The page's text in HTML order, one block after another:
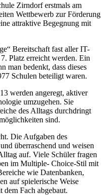
Zirndorf erstmals am
Wettbewerb zur Förderung
attraktive Begegnung mit
Bereitschaft fast aller IT-
Platz erreicht werden. Ein
man bedenkt, dass dieses
Schulen beteiligt waren.
werden angeregt, aktiver
umzugehen. Sie
des Alltags durchdringt
sind.
Die Aufgaben des
überraschend und weisen
auf. Viele Schüler fragen
im Multiple- Choice-Stil mit
wie Datenbanken,
auf spielerische Weise
dem Fach abgebaut.